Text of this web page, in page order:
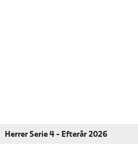
Herrer Serie 4 - Efterår 2026